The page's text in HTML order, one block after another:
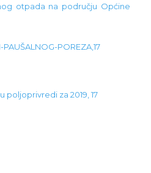
otpada na području Općine
POREZA,17
poljoprivredi za 2019, 17